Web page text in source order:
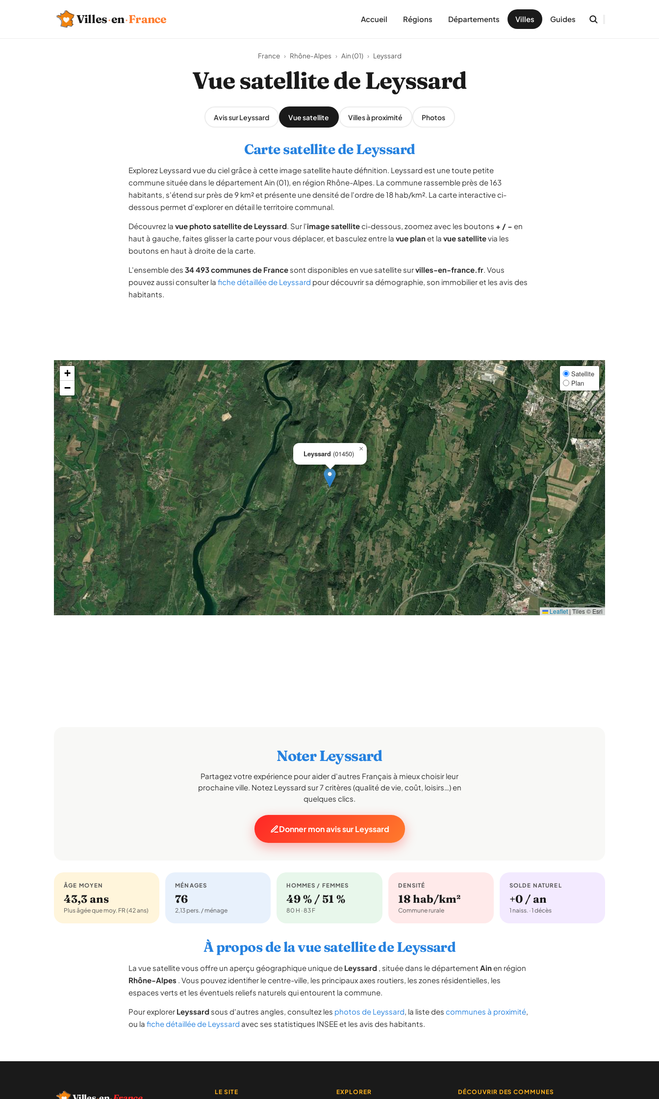
Villes·en·France Accueil Régions Départements Villes Guides
France › Rhône-Alpes › Ain (01) › Leyssard
Vue satellite de Leyssard
Avis sur Leyssard Vue satellite Villes à proximité Photos
Carte satellite de Leyssard
Explorez Leyssard vue du ciel grâce à cette image satellite haute définition. Leyssard est une toute petite
commune située dans le département Ain (01), en région Rhône-Alpes. La commune rassemble près de 163
habitants, s'étend sur près de 9 km² et présente une densité de l'ordre de 18 hab/km². La carte interactive ci-
dessous permet d'explorer en détail le territoire communal.
Découvrez la vue photo satellite de Leyssard. Sur l'image satelliteci-dessous, zoomez avec les boutons + / − en
haut à gauche, faites glisser la carte pour vous déplacer, et basculez entre la vue planet la vue satellitevia les
boutons en haut à droite de la carte.
L'ensemble des 34 493 communes de France sont disponibles en vue satellite survilles-en-france.fr. Vous
pouvez aussi consulter la fiche détaillée de Leyssard pour découvrir sa démographie, son immobilier et les avis des
habitants.
Leyssard (01450)
×
+
−
Satellite
Plan
Leaflet | Tiles © Esri
Noter Leyssard
Partagez votre expérience pour aider d'autres Français à mieux choisir leur
prochaine ville. Notez Leyssard sur 7 critères (qualité de vie, coût, loisirs…) en
quelques clics.
Donner mon avis sur Leyssard
ÂGE MOYEN
43,3 ans
Plus âgée que moy. FR (42 ans)
MÉNAGES
76
2,13 pers. / ménage
HOMMES / FEMMES
49 % / 51 %
80 H · 83 F
DENSITÉ
18 hab/km²
Commune rurale
SOLDE NATUREL
+0 / an
1 naiss. · 1 décès
À propos de la vue satellite de Leyssard
La vue satellite vous offre un aperçu géographique unique de Leyssard , située dans le département Ainen région
Rhône-Alpes . Vous pouvez identifier le centre-ville, les principaux axes routiers, les zones résidentielles, les
espaces verts et les éventuels reliefs naturels qui entourent la commune.
Pour explorer Leyssard sous d'autres angles, consultez les photos de Leyssard, la liste des communes à proximité,
ou la fiche détaillée de Leyssard avec ses statistiques INSEE et les avis des habitants.
LE SITE EXPLORER DÉCOUVRIR DES COMMUNES